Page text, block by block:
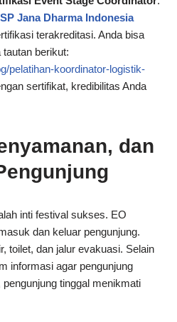
Jana Dharma Indonesia
terakreditasi. Anda bisa
berikut:
pelatihan-koordinator-logistik-
sertifikat, kredibilitas Anda
dan
inti festival sukses. EO
dan keluar pengunjung.
toilet, dan jalur evakuasi. Selain
informasi agar pengunjung
tinggal menikmati